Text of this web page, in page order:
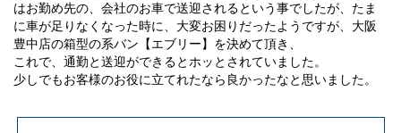
はお勤め先の、会社のお車で送迎されるという事でしたが、たま
に車が足りなくなった時に、大変お困りだったようですが、大阪
豊中店の箱型の系バン【エブリー】を決めて頂き、
これで、通勤と送迎ができるとホッとされていました。
少しでもお客様のお役に立てれたなら良かったなと思いました。